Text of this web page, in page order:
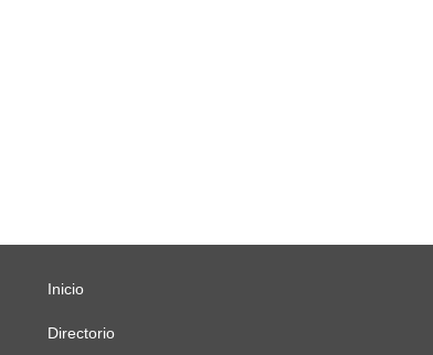
Menú
principal
Inicio
Directorio